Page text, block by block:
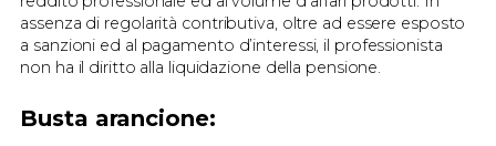
assenza di regolarità contributiva, oltre ad essere esposto
a sanzioni ed al pagamento d’interessi, il professionista
non ha il diritto alla liquidazione della pensione.
Busta arancione: